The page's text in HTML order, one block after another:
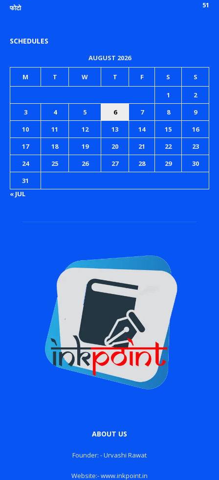
फोटो
51
SCHEDULES
AUGUST 2026
M T W T F S S
1
2
3
4 5 6 7 8
9
10
11 12 13 14 15
16
17
18 19 20 21 22
23
24
25 26 27 28 29
30
31
« JUL
ABOUT US
Founder: - Urvashi Rawat
Website:- www.inkpoint.in